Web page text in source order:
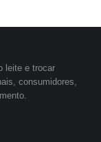
leite e trocar
consumidores,